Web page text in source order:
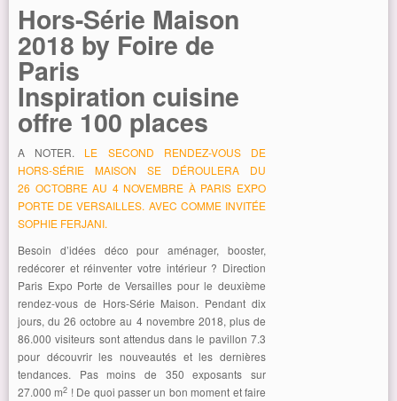
Hors-Série Maison
2018 by Foire de
Paris
Inspiration cuisine
offre 100 places
A NOTER. LE SECOND RENDEZ-VOUS DE
HORS-SÉRIE MAISON SE DÉROULERA DU
26 OCTOBRE AU 4 NOVEMBRE À PARIS EXPO
PORTE DE VERSAILLES. AVEC COMME INVITÉE
SOPHIE FERJANI.
Besoin d’idées déco pour aménager, booster,
redécorer et réinventer votre intérieur ? Direction
Paris Expo Porte de Versailles pour le deuxième
rendez-vous de Hors-Série Maison. Pendant dix
jours, du 26 octobre au 4 novembre 2018, plus de
86.000 visiteurs sont attendus dans le pavillon 7.3
pour découvrir les nouveautés et les dernières
tendances. Pas moins de 350 exposants sur
27.000 m2 ! De quoi passer un bon moment et faire